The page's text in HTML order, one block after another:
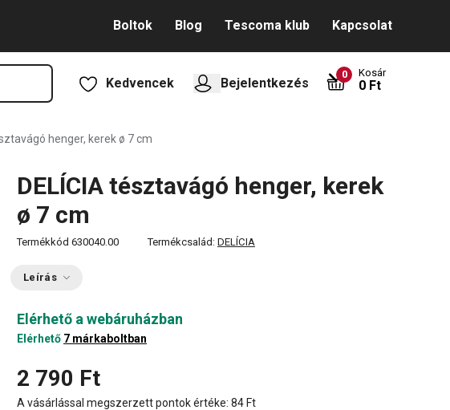
Boltok Blog Tescoma klub Kapcsolat
Kedvencek Bejelentkezés
0 Kosár
0 Ft
henger, kerek ø 7 cm
DELÍCIA tésztavágó henger, kerek
ø 7 cm
Termékkód 630040.00 Termékcsalád: DELÍCIA
Leírás
Elérhető a webáruházban
Elérhető 7 márkaboltban
2 790 Ft
A vásárlással megszerzett pontok értéke: 84 Ft